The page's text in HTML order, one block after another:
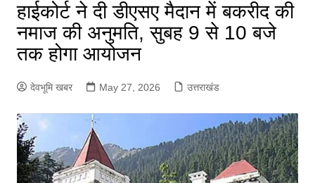
हाईकोर्ट ने दी डीएसए मैदान में बकरीद की
नमाज की अनुमति, सुबह 9 से 10 बजे
तक होगा आयोजन
देवभूमि खबर May 27, 2026 उत्तराखंड